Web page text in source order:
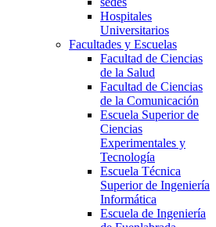
Hospitales
Universitarios
Facultades y Escuelas
Facultad de Ciencias
de la Salud
Facultad de Ciencias
de la Comunicación
Escuela Superior de
Ciencias
Experimentales y
Tecnología
Escuela Técnica
Superior de Ingeniería
Informática
Escuela de Ingeniería